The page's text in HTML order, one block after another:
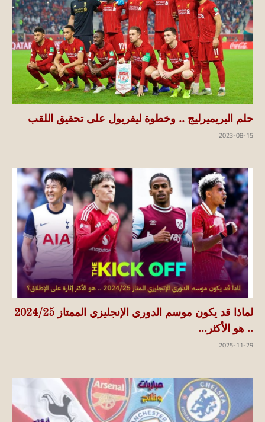
حلم البريميرليج .. وخطوة ليفربول على تحقيق اللقب
2023-08-15
لماذا قد يكون موسم الدوري الإنجليزي الممتاز 2024/25
.. هو الأكثر...
2025-11-29